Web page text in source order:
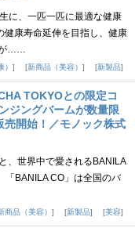
に、一匹一匹に最適な健康
健康寿命延伸を目指し、健康
が……
新商品（美容） 新製品
TOKYOとの限定コ
ジングバームが数量限
売開始！／モノック株式
、世界中で愛されるBANILA
「BANILA CO」は全国のバ
商品（美容） 新製品 美容